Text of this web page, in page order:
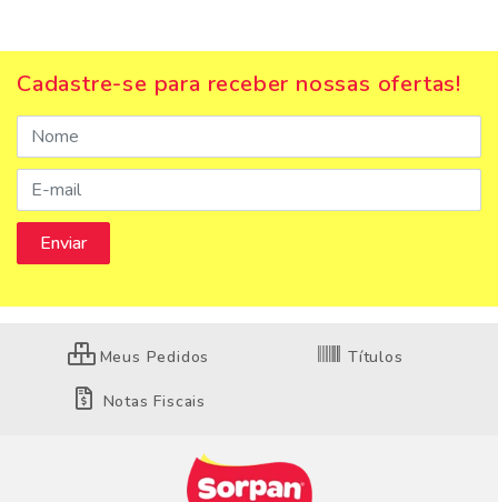
Cadastre-se para receber nossas ofertas!
Meus Pedidos Títulos
Notas Fiscais